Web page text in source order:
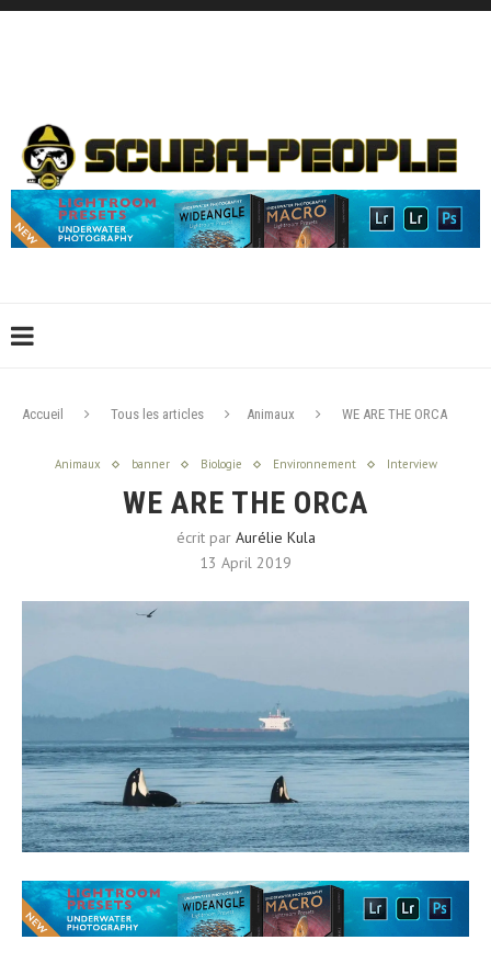
Accueil Tous les articles Animaux WE ARE THE ORCA
Animaux banner Biologie Environnement Interview
WE ARE THE ORCA
écrit par Aurélie Kula
13 April 2019